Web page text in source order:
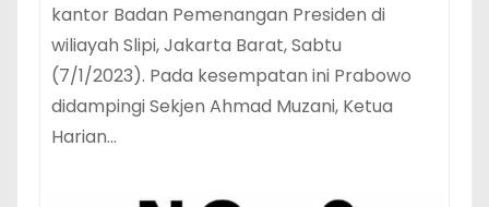
kantor Badan Pemenangan Presiden di
wiliayah Slipi, Jakarta Barat, Sabtu
(7/1/2023). Pada kesempatan ini Prabowo
didampingi Sekjen Ahmad Muzani, Ketua
Harian…